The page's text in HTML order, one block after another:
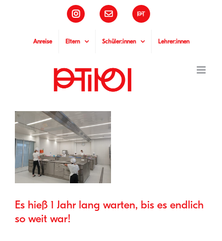
InstagramE-
Mail
Pädagogische
Hochschule
Anreise Eltern Schüler:innen Lehrer:innen
Zeige
grösseres
Bild
Es hieß 1 Jahr lang warten, bis es endlich
so weit war!